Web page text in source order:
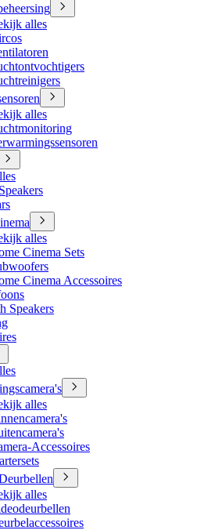
alles
alles
alles
Cinema Sets
Cinema Accessoires
Speakers
alles
Accessoires
alles